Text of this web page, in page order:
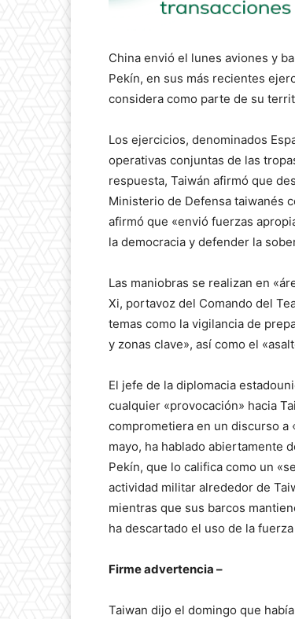
China envió el lunes aviones y
Pekín, en sus más recientes
considera como parte de su
Los ejercicios, denominados
operativas conjuntas de las
respuesta, Taiwán afirmó que
Ministerio de Defensa taiwanés
afirmó que «envió fuerzas
la democracia y defender la
Las maniobras se realizan en
Xi, portavoz del Comando del
temas como la vigilancia de
y zonas clave», así como el
El jefe de la diplomacia
cualquier «provocación» hacia
comprometiera en un discurso a
mayo, ha hablado abiertamente
Pekín, que lo califica como un
actividad militar alrededor de
mientras que sus barcos
ha descartado el uso de la
Firme advertencia –
Taiwan dijo el domingo que